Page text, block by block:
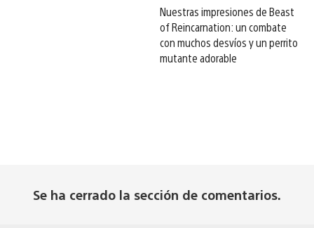
Nuestras impresiones de Beast
of Reincarnation: un combate
con muchos desvíos y un perrito
mutante adorable
Se ha cerrado la sección de comentarios.